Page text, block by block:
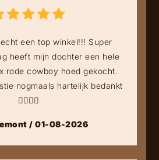
een top winkel!!! Super
heeft mijn dochter een hele
rode cowboy hoed gekocht.
nogmaals hartelijk bedankt
👍🏻👍🏻
/ 01-08-2026